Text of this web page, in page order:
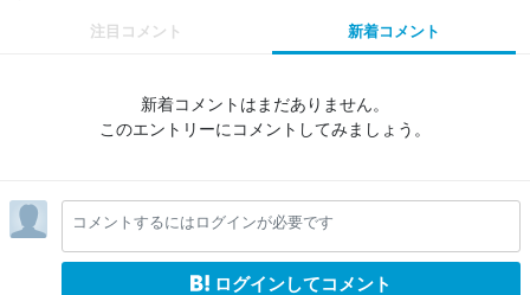
注目コメント 新着コメント
新着コメントはまだありません。
このエントリーにコメントしてみましょう。
コメントするにはログインが必要です
ログインしてコメント